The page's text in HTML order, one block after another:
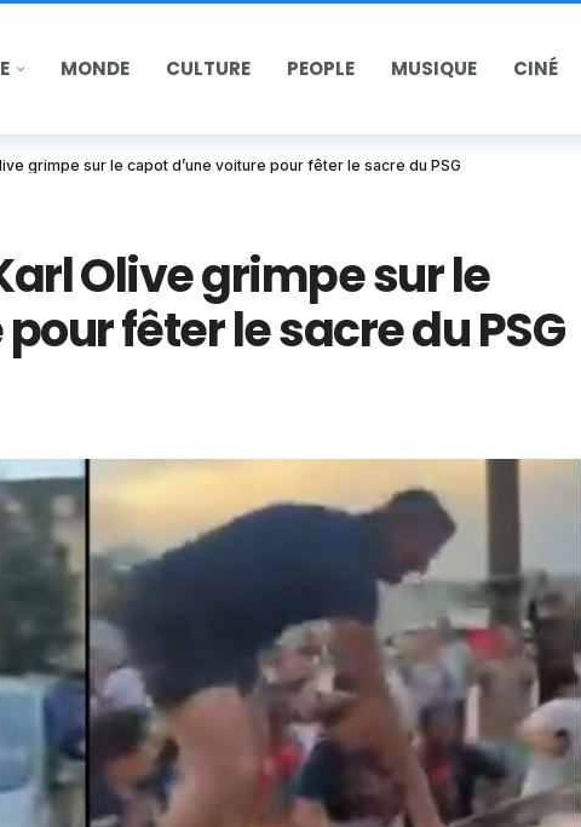
MONDE CULTURE PEOPLE MUSIQUE CINÉ
grimpe sur le capot d’une voiture pour fêter le sacre du PSG
Olive grimpe sur le
fêter le sacre du PSG